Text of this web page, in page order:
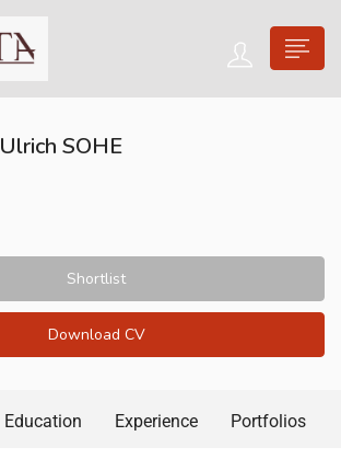
Ulrich SOHE
Shortlist
Download CV
Education Experience Portfolios